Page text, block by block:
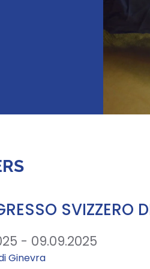
SVIZZERO
- 09.09.2025
Ginevra